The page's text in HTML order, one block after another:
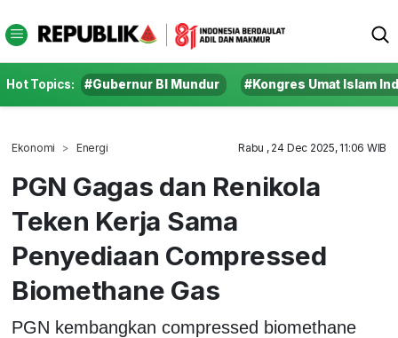
Hot Topics: #Gubernur BI Mundur #Kongres Umat Islam
Ekonomi Energi Rabu , 24 Dec 2025, 11:06 WIB
PGN Gagas dan Renikola
Teken Kerja Sama
Penyediaan Compressed
Biomethane Gas
PGN kembangkan compressed biomethane